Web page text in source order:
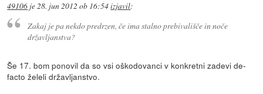
49106 je28. jun 2012 ob 16:54izjavil:
Zakaj je pa nekdo predrzen, če ima stalno prebivališče in noče
državljanstva?
Še 17. bom ponovil da so vsi oškodovanci v konkretni zadevi de-
facto želeli državljanstvo.